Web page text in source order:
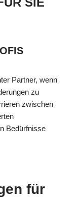
Partner, wenn
zu
zwischen
Bedürfnisse
für